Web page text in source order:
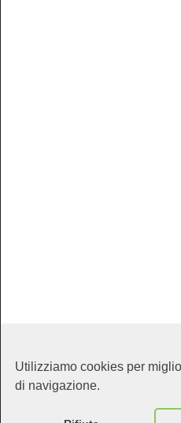
Utilizziamo cookies per
di navigazione.